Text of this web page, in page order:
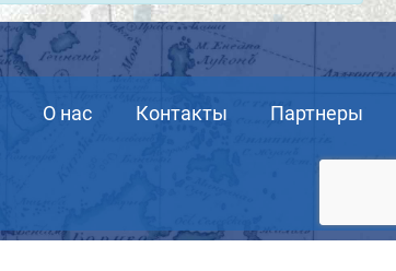
О нас Контакты Партнеры